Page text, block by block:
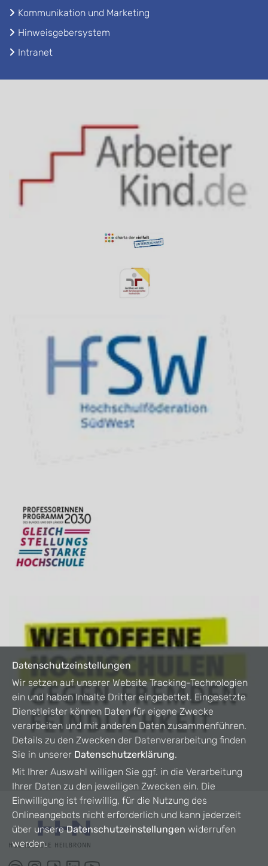
Kommunikation und Marketing
Hinweisgebersystem
Intranet
Datenschutzeinstellungen
Wir setzen auf unserer Website Tracking-Technologien
ein und haben Inhalte Dritter eingebettet. Eingesetzte
Dienstleister können Daten für eigene Zwecke
verarbeiten und mit anderen Daten zusammenführen.
Details zu den Zwecken der Datenverarbeitung finden
Sie in unserer Datenschutzerklärung.
Mit Ihrer Auswahl willigen Sie ggf. in die Verarbeitung
Ihrer Daten zu den jeweiligen Zwecken ein. Die
Einwilligung ist freiwillig, für die Nutzung des
Onlineangebots nicht erforderlich und kann jederzeit
über unsereDatenschutzeinstellungen widerrufen
werden.